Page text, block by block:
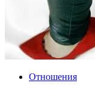
Отношения